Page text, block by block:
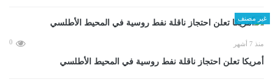
غير مصنف
منذ 7 أشهر 0
أمريكا تعلن احتجاز ناقلة نفط روسية في المحيط الأطلسي